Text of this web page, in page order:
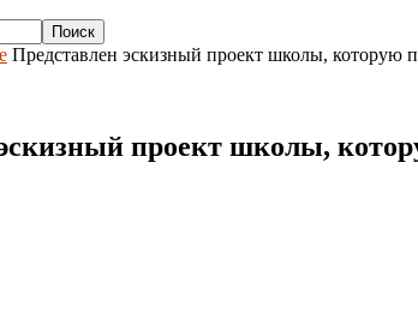
Представлен эскизный проект школы, которую
проект школы,